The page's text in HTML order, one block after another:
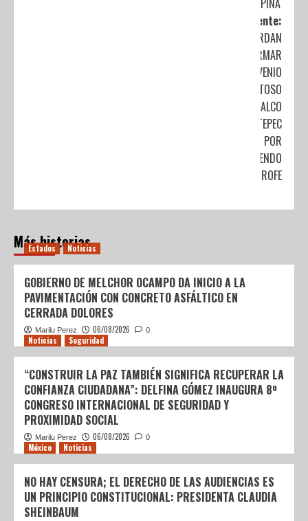
PIÑA
Siguiente:
ACUERDAN
FIRMAR
CONVENIO
AMISTOSO
COACALCO
Y ECATEPEC
POR
DIFERENDO
LIMÍTROFE
Más historias
Estados Noticias
GOBIERNO DE MELCHOR OCAMPO DA INICIO A LA
PAVIMENTACIÓN CON CONCRETO ASFÁLTICO EN
CERRADA DOLORES
Marilu Perez 06/08/2026 0
Noticias Seguridad
“CONSTRUIR LA PAZ TAMBIÉN SIGNIFICA RECUPERAR LA
CONFIANZA CIUDADANA”: DELFINA GÓMEZ INAUGURA 8º
CONGRESO INTERNACIONAL DE SEGURIDAD Y
PROXIMIDAD SOCIAL
Marilu Perez 06/08/2026 0
México Noticias
NO HAY CENSURA; EL DERECHO DE LAS AUDIENCIAS ES
UN PRINCIPIO CONSTITUCIONAL: PRESIDENTA CLAUDIA
SHEINBAUM